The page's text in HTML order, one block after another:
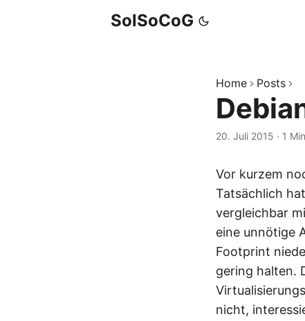
SolSoCoG
Home Posts
20. Juli 2015 · 1
Vor kurzem
Tatsächlich
vergleichbar
eine unnötige
Footprint
gering halten.
nicht,